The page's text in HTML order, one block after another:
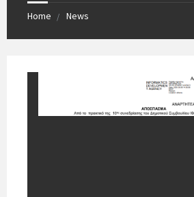
Home News